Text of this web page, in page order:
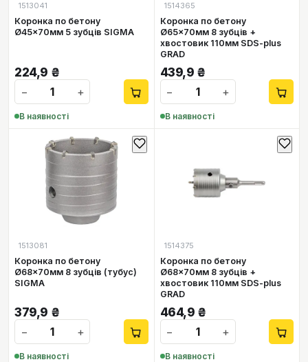
1513041
Коронка по бетону
Ø45×70мм 5 зубців SIGMA
224,9 ₴
−
+
В наявності
1514365
Коронка по бетону
Ø65×70мм 8 зубців +
хвостовик 110мм SDS-plus
GRAD
439,9 ₴
−
+
В наявності
1513081
Коронка по бетону
Ø68×70мм 8 зубців (тубус)
SIGMA
379,9 ₴
−
+
В наявності
1514375
Коронка по бетону
Ø68×70мм 8 зубців +
хвостовик 110мм SDS-plus
GRAD
464,9 ₴
−
+
В наявності